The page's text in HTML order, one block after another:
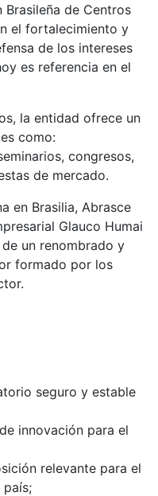
Brasileña de Centros
el fortalecimiento y
de los intereses
es referencia en el
la entidad ofrece un
como:
congresos,
de mercado.
en Brasilia, Abrasce
Glauco Humai
un renombrado y
formado por los
seguro y estable
innovación para el
relevante para el